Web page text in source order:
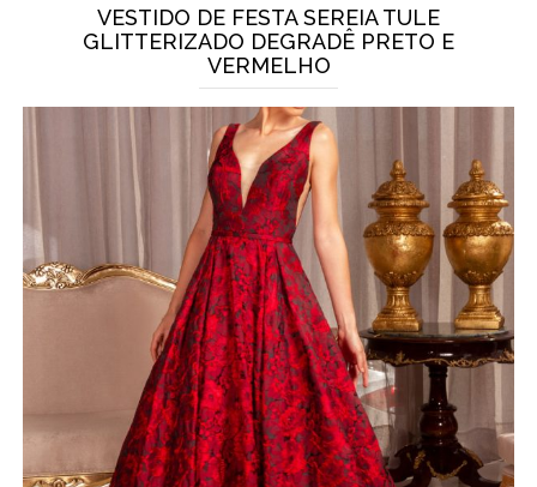
VESTIDO DE FESTA SEREIA TULE
GLITTERIZADO DEGRADÊ PRETO E
VERMELHO